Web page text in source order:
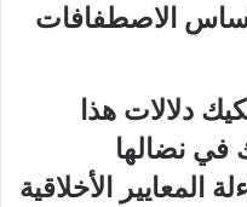
الاصطفافات
دلالات هذا
في نضالها
الأخلاقية